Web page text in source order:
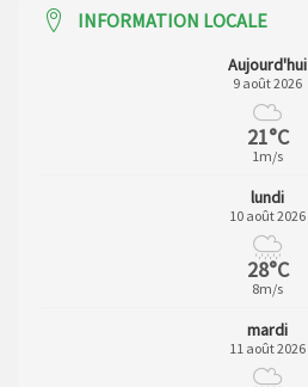
INFORMATION LOCALE
Aujourd'hui
9 août 2026
21°C
1m/s
lundi
10 août 2026
28°C
8m/s
mardi
11 août 2026